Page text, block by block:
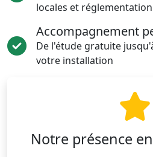
locales et
Accompagnement
De l'étude gratuite
votre installation
Notre présence